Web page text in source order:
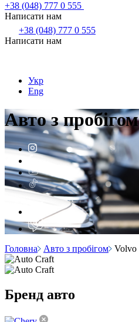
+38 (048) 777 0 555
Написати нам
+38 (048) 777 0 555
Написати нам
Укр
Eng
Авто з пробігом
Головна Авто з пробігом Volvo
Бренд авто